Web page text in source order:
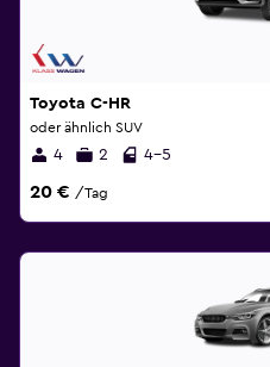
Toyota C-HR
oder ähnlich SUV
4 2 4-5
20 € /Tag